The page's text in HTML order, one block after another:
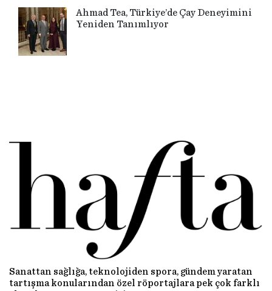
Ahmad Tea, Türkiye’de Çay Deneyimini
Yeniden Tanımlıyor
Sanattan sağlığa, teknolojiden spora, gündem yaratan
tartışma konularından özel röportajlara pek çok farklı